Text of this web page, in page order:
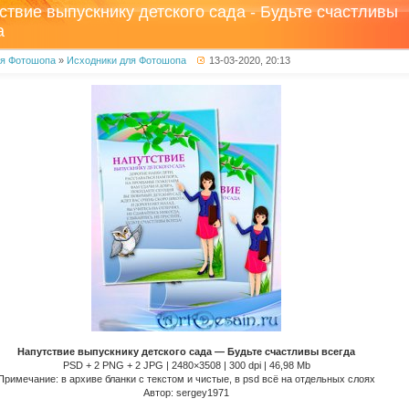
выпускнику детского сада - Будьте счастливы
Фотошопа » Исходники для Фотошопа 13-03-2020, 20:13
Напутствие выпускнику детского сада — Будьте счастливы всегда
PSD + 2 PNG + 2 JPG | 2480×3508 | 300 dpi | 46,98 Mb
в архиве бланки с текстом и чистые, в psd всё на отдельных слоях
Автор: sergey1971